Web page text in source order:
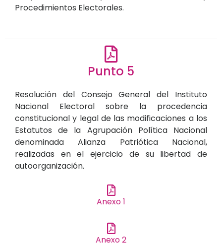
Procedimientos Electorales.
Punto 5
Resolución del Consejo General del Instituto
Nacional Electoral sobre la procedencia
constitucional y legal de las modificaciones a los
Estatutos de la Agrupación Política Nacional
denominada Alianza Patriótica Nacional,
realizadas en el ejercicio de su libertad de
autoorganización.
Anexo 1
Anexo 2